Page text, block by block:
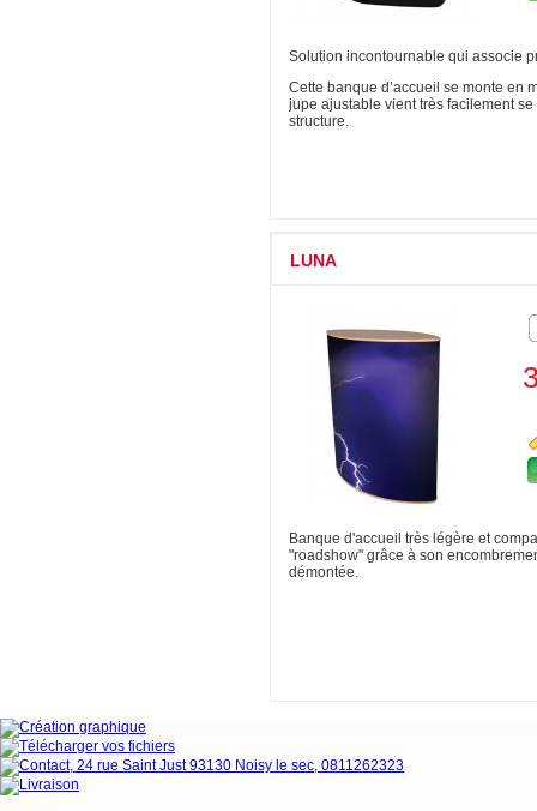
Solution incontournable qui associe
Cette banque d’accueil se monte en
jupe ajustable vient très facilement
structure.
LUNA
Banque d'accueil très légère et
"roadshow" grâce à son
démontée.